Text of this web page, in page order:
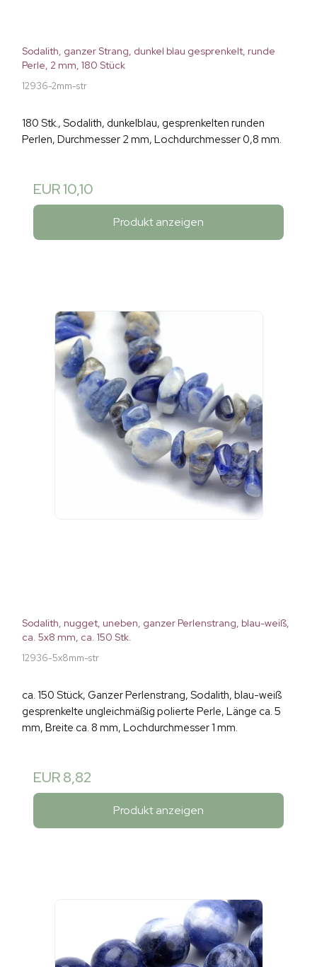
Sodalith, ganzer Strang, dunkel blau gesprenkelt, runde
Perle, 2 mm, 180 Stück
12936-2mm-str
180 Stk., Sodalith, dunkelblau, gesprenkelten runden
Perlen, Durchmesser 2 mm, Lochdurchmesser 0,8 mm.
EUR 10,10
Produkt anzeigen
Sodalith, nugget, uneben, ganzer Perlenstrang, blau-weiß,
ca. 5x8 mm, ca. 150 Stk.
12936-5x8mm-str
ca. 150 Stück, Ganzer Perlenstrang, Sodalith, blau-weiß
gesprenkelte ungleichmäßig polierte Perle, Länge ca. 5
mm, Breite ca. 8 mm, Lochdurchmesser 1 mm.
EUR 8,82
Produkt anzeigen